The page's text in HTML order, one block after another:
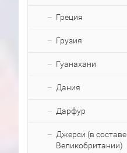
Греция
Грузия
Гуанахани
Дания
Дарфур
Джерси (в составе
Великобритании)